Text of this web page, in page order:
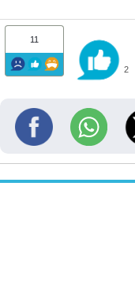
11
2